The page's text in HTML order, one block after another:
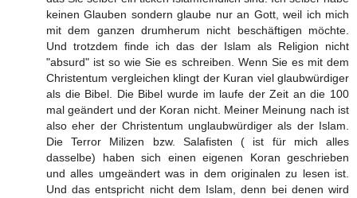
keinen Glauben sondern glaube nur an Gott, weil ich mich
mit dem ganzen drumherum nicht beschäftigen möchte.
Und trotzdem finde ich das der Islam als Religion nicht
"absurd" ist so wie Sie es schreiben. Wenn Sie es mit dem
Christentum vergleichen klingt der Kuran viel glaubwürdiger
als die Bibel. Die Bibel wurde im laufe der Zeit an die 100
mal geändert und der Koran nicht. Meiner Meinung nach ist
also eher der Christentum unglaubwürdiger als der Islam.
Die Terror Milizen bzw. Salafisten ( ist für mich alles
dasselbe) haben sich einen eigenen Koran geschrieben
und alles umgeändert was in dem originalen zu lesen ist.
Und das entspricht nicht dem Islam, denn bei denen wird